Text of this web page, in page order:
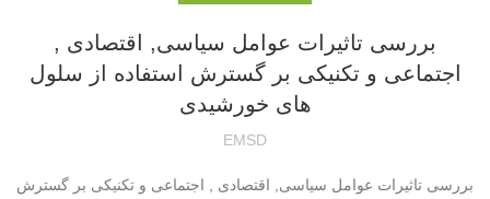
بررسی تاثیرات عوامل سیاسی, اقتصادی ,
اجتماعی و تکنیکی بر گسترش استفاده از سلول
های خورشیدی
EMSD
بررسی تاثیرات عوامل سیاسی, اقتصادی , اجتماعی و تکنیکی بر گسترش